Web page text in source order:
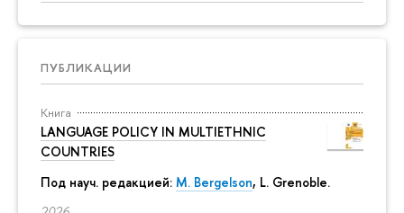
ПУБЛИКАЦИИ
Книга
LANGUAGE POLICY IN MULTIETHNIC
COUNTRIES
Под науч. редакцией: M. Bergelson, L. Grenoble.